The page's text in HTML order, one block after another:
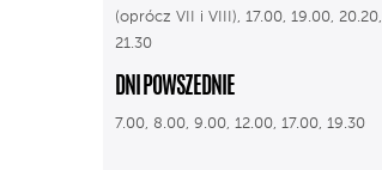
(oprócz VII i VIII), 17.00, 19.00, 20.20,
21.30
DNI POWSZEDNIE
7.00, 8.00, 9.00, 12.00, 17.00, 19.30